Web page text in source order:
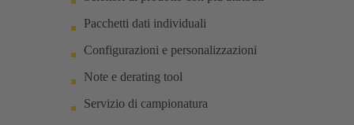
Pacchetti dati individuali
Configurazioni e personalizzazioni
Note e derating tool
Servizio di campionatura